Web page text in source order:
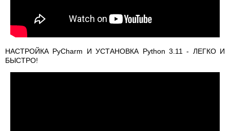
НАСТРОЙКА PyCharm И УСТАНОВКА Python 3.11 - ЛЕГКО И
БЫСТРО!